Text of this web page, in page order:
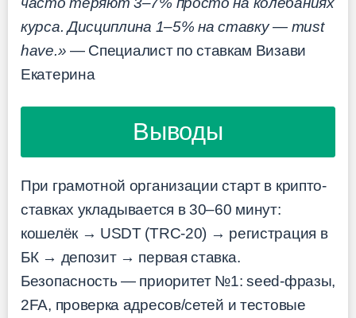
курса. Дисциплина 1–5% на ставку — must
have.» — Специалист по ставкам Визави
Екатерина
Выводы
При грамотной организации старт в крипто-
ставках укладывается в 30–60 минут:
кошелёк → USDT (TRC-20) → регистрация в
БК → депозит → первая ставка.
Безопасность — приоритет №1: seed-фразы,
2FA, проверка адресов/сетей и тестовые